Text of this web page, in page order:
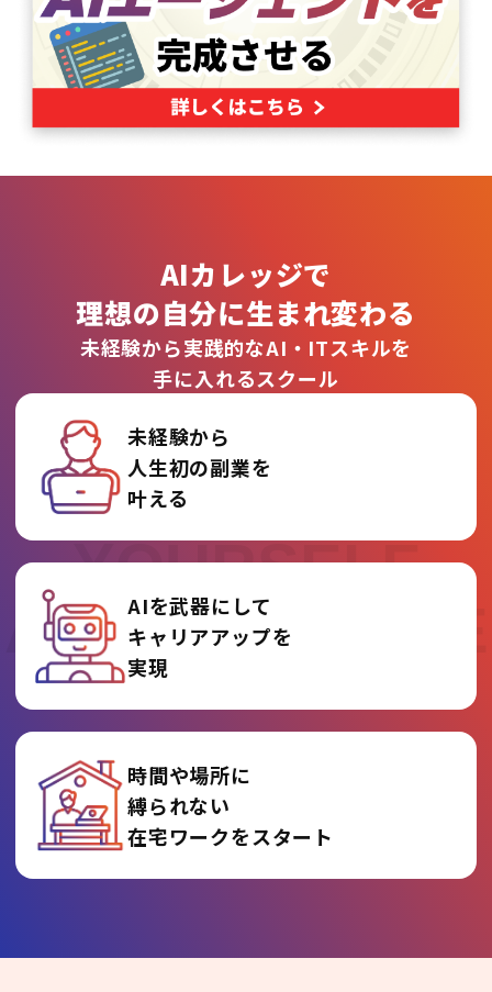
REINVENT
YOURSELF
AT AI COLLEGE
AIカレッジで
理想の自分に生まれ変わる
未経験から実践的なAI・ITスキルを
手に入れるスクール
未経験から
人生初の副業を
叶える
AIを武器にして
キャリアアップを
実現
時間や場所に
縛られない
在宅ワークをスタート